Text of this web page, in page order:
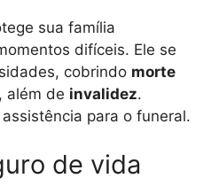
sua família
difíceis. Ele se
cobrindo morte
, além de invalidez.
para o funeral.
de vida